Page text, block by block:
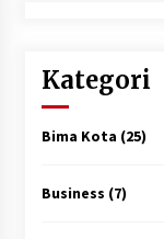
Kategori
Bima Kota (25)
Business (7)